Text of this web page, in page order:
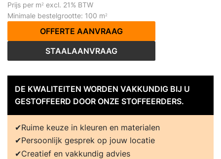
Prijs per m2 excl. 21% BTW
Minimale bestelgrootte: 100 m2
OFFERTE AANVRAAG
STAALAANVRAAG
DE KWALITEITEN WORDEN VAKKUNDIG BIJ U
GESTOFFEERD DOOR ONZE STOFFEERDERS.
Ruime keuze in kleuren en materialen
Persoonlijk gesprek op jouw locatie
Creatief en vakkundig advies